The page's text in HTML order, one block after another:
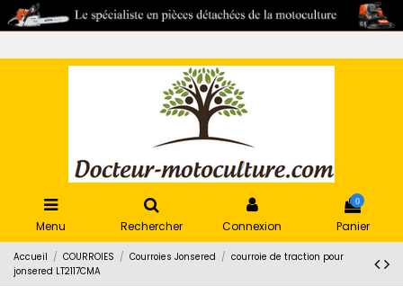
Menu Rechercher Connexion
0
Panier
Accueil COURROIES Courroies Jonsered
courroie de traction pour
jonsered LT2117CMA